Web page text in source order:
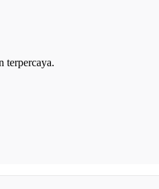
terpercaya.